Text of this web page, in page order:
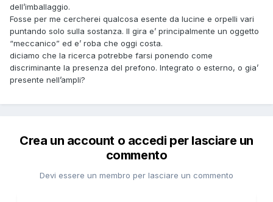
dell’imballaggio.
Fosse per me cercherei qualcosa esente da lucine e orpelli vari
puntando solo sulla sostanza. Il gira e’ principalmente un oggetto
“meccanico” ed e’ roba che oggi costa.
diciamo che la ricerca potrebbe farsi ponendo come
discriminante la presenza del prefono. Integrato o esterno, o gia’
presente nell’ampli?
Crea un account o accedi per lasciare un
commento
Devi essere un membro per lasciare un commento